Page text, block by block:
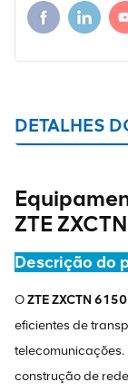
DETALHES
ZTE
Descrição do
OZTE ZXCTN 6150
eficientes de
telecomunicações.
construção de